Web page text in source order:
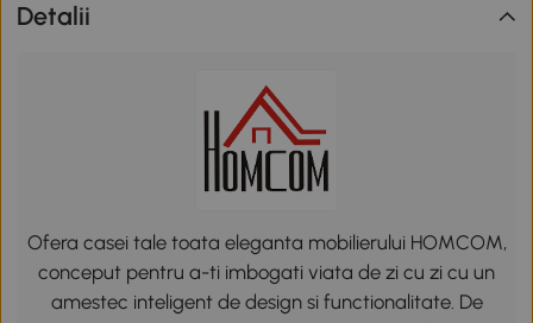
Detalii
Ofera casei tale toata eleganta mobilierului HOMCOM,
conceput pentru a-ti imbogati viata de zi cu zi cu un
amestec inteligent de design si functionalitate. De